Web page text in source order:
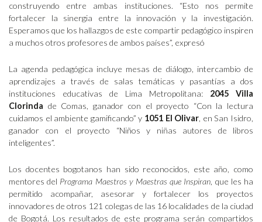
construyendo entre ambas instituciones. “Esto nos permite
fortalecer la sinergia entre la innovación y la investigación.
Esperamos que los hallazgos de este compartir pedagógico inspiren
a muchos otros profesores de ambos países”, expresó
La agenda pedagógica incluye mesas de diálogo, intercambio de
aprendizajes a través de salas temáticas y pasantías a dos
instituciones educativas de Lima Metropolitana: 2045 Villa
Clorinda de Comas, ganador con el proyecto “Con la lectura
cuidamos el ambiente gamificando” y 1051 El Olivar , en San Isidro,
ganador con el proyecto “Niños y niñas autores de libros
inteligentes”.
Los docentes bogotanos han sido reconocidos, este año, como
mentores del Programa Maestros y Maestras que Inspiran , que les ha
permitido acompañar, asesorar y fortalecer los proyectos
innovadores de otros 121 colegas de las 16 localidades de la ciudad
de Bogotá. Los resultados de este programa serán compartidos